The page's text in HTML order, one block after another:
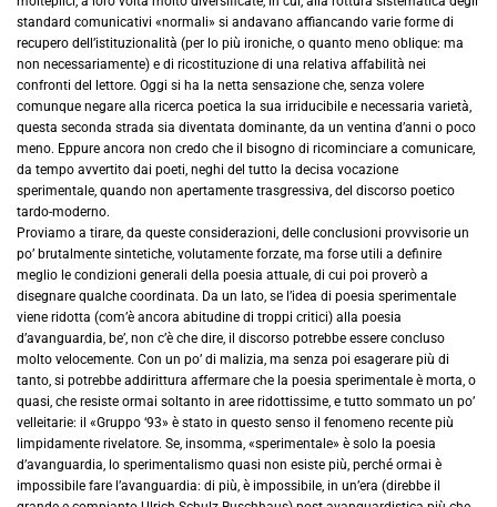
standard comunicativi «normali» si andavano affiancando varie forme di
recupero dell’istituzionalità (per lo più ironiche, o quanto meno oblique: ma
non necessariamente) e di ricostituzione di una relativa affabilità nei
confronti del lettore. Oggi si ha la netta sensazione che, senza volere
comunque negare alla ricerca poetica la sua irriducibile e necessaria varietà,
questa seconda strada sia diventata dominante, da un ventina d’anni o poco
meno. Eppure ancora non credo che il bisogno di ricominciare a comunicare,
da tempo avvertito dai poeti, neghi del tutto la decisa vocazione
sperimentale, quando non apertamente trasgressiva, del discorso poetico
tardo-moderno.
Proviamo a tirare, da queste considerazioni, delle conclusioni provvisorie un
po’ brutalmente sintetiche, volutamente forzate, ma forse utili a definire
meglio le condizioni generali della poesia attuale, di cui poi proverò a
disegnare qualche coordinata. Da un lato, se l’idea di poesia sperimentale
viene ridotta (com’è ancora abitudine di troppi critici) alla poesia
d’avanguardia, be’, non c’è che dire, il discorso potrebbe essere concluso
molto velocemente. Con un po’ di malizia, ma senza poi esagerare più di
tanto, si potrebbe addirittura affermare che la poesia sperimentale è morta, o
quasi, che resiste ormai soltanto in aree ridottissime, e tutto sommato un po’
velleitarie: il «Gruppo ‘93» è stato in questo senso il fenomeno recente più
limpidamente rivelatore. Se, insomma, «sperimentale» è solo la poesia
d’avanguardia, lo sperimentalismo quasi non esiste più, perché ormai è
impossibile fare l’avanguardia: di più, è impossibile, in un’era (direbbe il